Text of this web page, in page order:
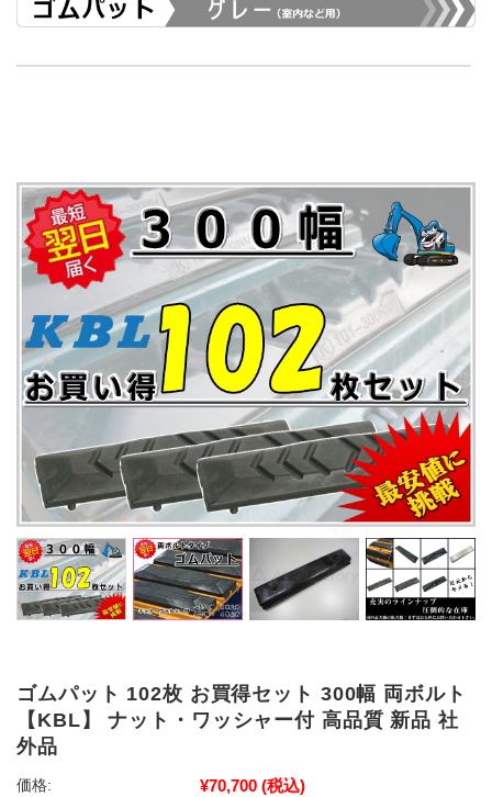
ゴムパット 102枚 お買得セット 300幅 両ボルト
【KBL】 ナット・ワッシャー付 高品質 新品 社
外品
価格: ¥70,700 (税込)